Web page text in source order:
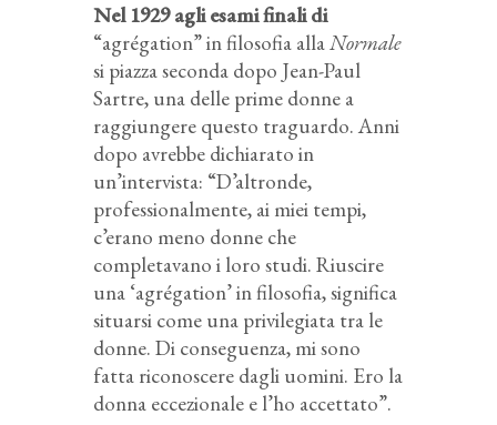
Nel 1929 agli esami finali di
“agrégation” in filosofia allaNormale
si piazza seconda dopo Jean-Paul
Sartre, una delle prime donne a
raggiungere questo traguardo. Anni
dopo avrebbe dichiarato in
un’intervista: “D’altronde,
professionalmente, ai miei tempi,
c’erano meno donne che
completavano i loro studi. Riuscire
una ‘agrégation’ in filosofia, significa
situarsi come una privilegiata tra le
donne. Di conseguenza, mi sono
fatta riconoscere dagli uomini. Ero la
donna eccezionale e l’ho accettato”.